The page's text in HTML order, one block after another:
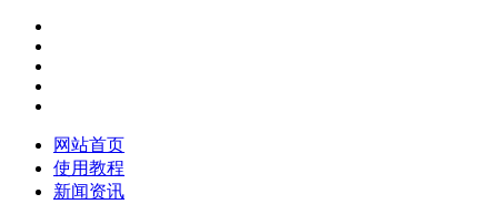
网站首页
使用教程
新闻资讯